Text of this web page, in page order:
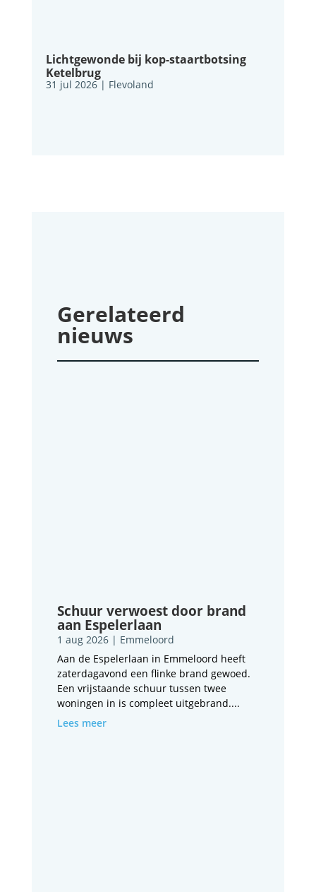
Lichtgewonde bij kop-staartbotsing
Ketelbrug
31 jul 2026| Flevoland
Gerelateerd
nieuws
Schuur verwoest door brand
aan Espelerlaan
1 aug 2026| Emmeloord
Aan de Espelerlaan in Emmeloord heeft
zaterdagavond een flinke brand gewoed.
Een vrijstaande schuur tussen twee
woningen in is compleet uitgebrand....
Lees meer